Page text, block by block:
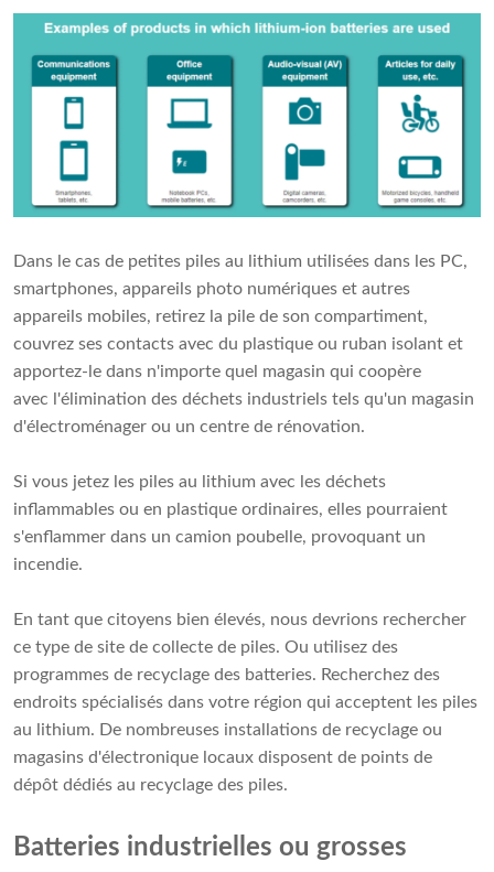
Dans le cas de petites piles au lithium utilisées dans les PC,
smartphones, appareils photo numériques et autres
appareils mobiles, retirez la pile de son compartiment,
couvrez ses contacts avec du plastique ou ruban isolant et
apportez-le dans n'importe quel magasin qui coopère
avec l'élimination des déchets industriels tels qu'un magasin
d'électroménager ou un centre de rénovation.
Si vous jetez les piles au lithium avec les déchets
inflammables ou en plastique ordinaires, elles pourraient
s'enflammer dans un camion poubelle, provoquant un
incendie.
En tant que citoyens bien élevés, nous devrions rechercher
ce type de site de collecte de piles. Ou utilisez des
programmes de recyclage des batteries. Recherchez des
endroits spécialisés dans votre région qui acceptent les piles
au lithium. De nombreuses installations de recyclage ou
magasins d'électronique locaux disposent de points de
dépôt dédiés au recyclage des piles.
Batteries industrielles ou grosses